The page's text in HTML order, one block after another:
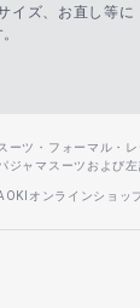
イズ、お直し等に
スーツ・フォーマル・
ジャマスーツおよび
オンラインショッ